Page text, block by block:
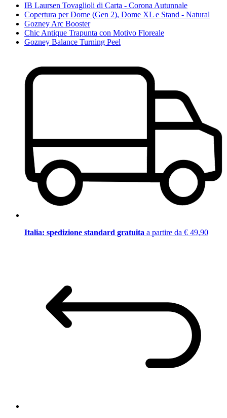
IB Laursen Tovaglioli di Carta - Corona Autunnale
Copertura per Dome (Gen 2), Dome XL e Stand - Natural
Gozney Arc Booster
Chic Antique Trapunta con Motivo Floreale
Gozney Balance Turning Peel
Italia: spedizione standard gratuita a partire da € 49,90